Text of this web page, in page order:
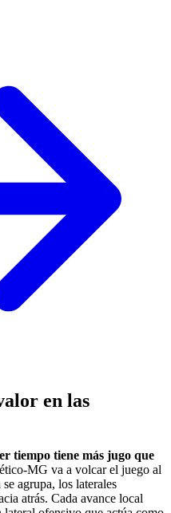
en las
tiempo tiene más jugo que
MG va a volcar el juego al
agrupa, los laterales
atrás. Cada avance local